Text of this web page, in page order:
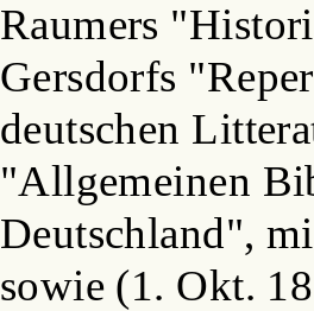
Raumers
Gersdorfs
deutschen
"Allgemeinen
Deutschland",
sowie (1. Okt.